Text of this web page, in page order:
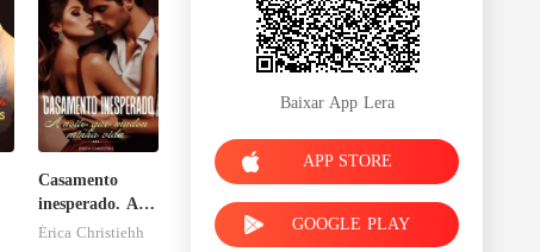
Casamento
inesperado. A
noite que
Érica Christiehh
Baixar App Lera
APP STORE
GOOGLE PLAY